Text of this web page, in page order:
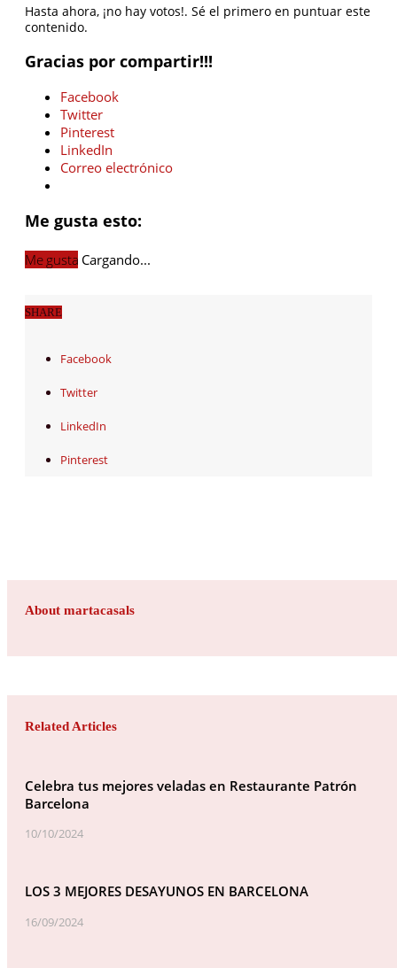
Hasta ahora, ¡no hay votos!. Sé el primero en puntuar este
contenido.
Gracias por compartir!!!
Facebook
Twitter
Pinterest
LinkedIn
Correo electrónico
Me gusta esto:
Me gusta Cargando...
SHARE
Facebook
Twitter
LinkedIn
Pinterest
About martacasals
Related Articles
Celebra tus mejores veladas en Restaurante Patrón
Barcelona
10/10/2024
LOS 3 MEJORES DESAYUNOS EN BARCELONA
16/09/2024